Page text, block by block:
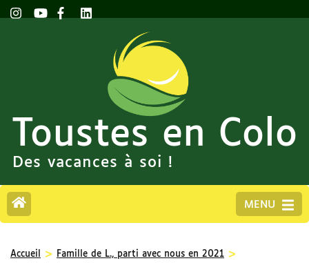
Toustes en Colo
Des vacances à soi !
MENU
Accueil > Famille de L., parti avec nous en 2021 >